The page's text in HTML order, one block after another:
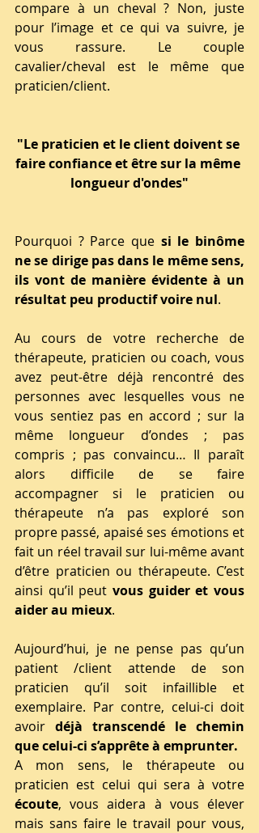
compare à un cheval ? Non, juste
pour l’image et ce qui va suivre, je
vous rassure. Le couple
cavalier/cheval est le même que
praticien/client.
"Le praticien et le client doivent se
faire confiance et être sur la même
longueur d'ondes"
Pourquoi ? Parce que si le binôme
ne se dirige pas dans le même sens,
ils vont de manière évidente à un
résultat peu productif voire nul.
Au cours de votre recherche de
thérapeute, praticien ou coach, vous
avez peut-être déjà rencontré des
personnes avec lesquelles vous ne
vous sentiez pas en accord ; sur la
même longueur d’ondes ; pas
compris ; pas convaincu… Il paraît
alors difficile de se faire
accompagner si le praticien ou
thérapeute n’a pas exploré son
propre passé, apaisé ses émotions et
fait un réel travail sur lui-même avant
d’être praticien ou thérapeute. C’est
ainsi qu’il peut vous guider et vous
aider au mieux.
Aujourd’hui, je ne pense pas qu’un
patient /client attende de son
praticien qu’il soit infaillible et
exemplaire. Par contre, celui-ci doit
avoir déjà transcendé le chemin
que celui-ci s’apprête à emprunter.
A mon sens, le thérapeute ou
écoute, vous aidera à vous élever
mais sans faire le travail pour vous,